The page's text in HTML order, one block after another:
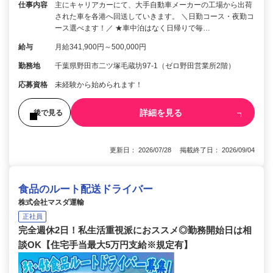
仕事内容
主にキャリアカーにて、大手自動車メーカーの工場から出荷
された車を各港へ回送していきます。 ＼日勤コース・夜勤コ
ース選べます！／ ★車中泊はなく日帰りで毎…
給与 月給341,900円～500,000円
勤務地 千葉県野田市二ツ塚毛蔵坊97-1（ゼロ野田営業所2階）
応募資格 未経験から始められます！
後で見る 詳細を見る
更新日： 2026/07/28 掲載終了日： 2026/09/04
食品のルート配送ドライバー
株式会社マスダ運輸
正社員
完全週休2日！私生活重視派におススメ◎勤務開始日は相
談OK【住宅手当最大5万円支給※規定有】